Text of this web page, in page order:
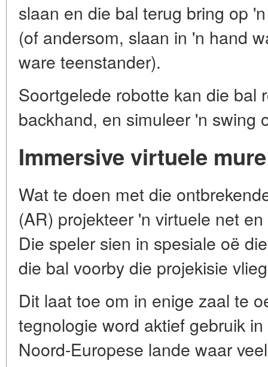
slaan en die bal terug bring op
(of andersom, slaan in 'n hand
ware teenstander).
Soortgelede robotte kan die bal
backhand, en simuleer 'n swing
Immersive virtuele mure
Wat te doen met die
(AR) projekteer 'n virtuele net
Die speler sien in spesiale oë
die bal voorby die projekisie
Dit laat toe om in enige zaal te
tegnologie word aktief gebruik
Noord-Europese lande waar